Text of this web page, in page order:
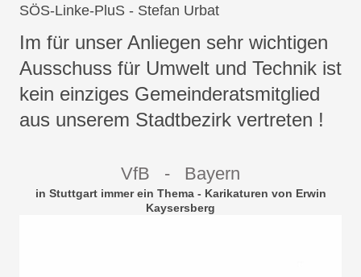
SÖS-Linke-PluS - Stefan Urbat
Im für unser Anliegen sehr wichtigen
Ausschuss für Umwelt und Technik ist
kein einziges Gemeinderatsmitglied
aus unserem Stadtbezirk vertreten !
VfB - Bayern
in Stuttgart immer ein Thema - Karikaturen von Erwin
Kaysersberg